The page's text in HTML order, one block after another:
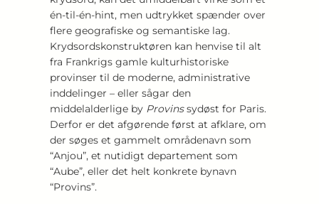
én-til-én-hint, men udtrykket spænder over
flere geografiske og semantiske lag.
Krydsordskonstruktøren kan henvise til alt
fra Frankrigs gamle kulturhistoriske
provinser til de moderne, administrative
inddelinger – eller sågar den
middelalderlige by Provinssydøst for Paris.
Derfor er det afgørende først at afklare, om
der søges et gammelt områdenavn som
“Anjou”, et nutidigt departement som
“Aube”, eller det helt konkrete bynavn
“Provins”.